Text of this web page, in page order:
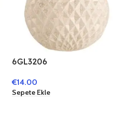
6GL3206
CM GOLDFARBIG GLAS
RUND WEIHNACHTSBAUM
€14.00
Sepete Ekle